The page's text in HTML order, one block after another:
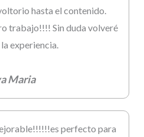
hasta el contenido.
trabajo!!!! Sin duda volveré
experiencia.
Maria
perfecto para